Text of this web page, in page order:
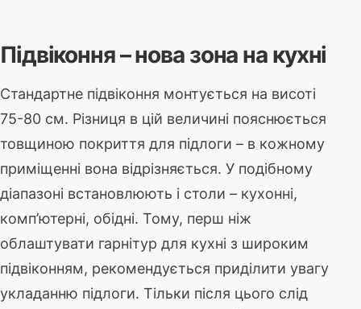
Підвіконня – нова зона на кухні
Стандартне підвіконня монтується на висоті
75-80 см. Різниця в цій величині пояснюється
товщиною покриття для підлоги – в кожному
приміщенні вона відрізняється. У подібному
діапазоні встановлюють і столи – кухонні,
комп’ютерні, обідні. Тому, перш ніж
облаштувати гарнітур для кухні з широким
підвіконням, рекомендується приділити увагу
укладанню підлоги. Тільки після цього слід